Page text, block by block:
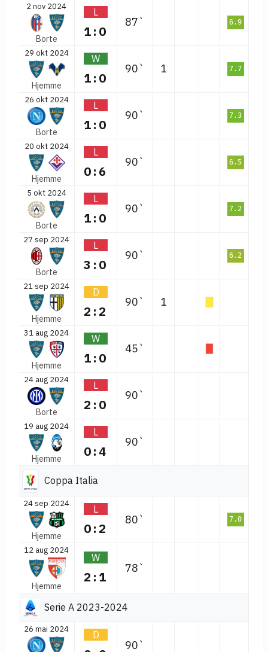
2 nov 2024
Borte
L
1:0
87` 6.9
29 okt 2024
Hjemme
W
1:0
90` 1 7.7
26 okt 2024
Borte
L
1:0
90` 7.3
20 okt 2024
Hjemme
L
0:6
90` 6.5
5 okt 2024
Borte
L
1:0
90` 7.2
27 sep 2024
Borte
L
3:0
90` 6.2
21 sep 2024
Hjemme
D
2:2
90` 1
31 aug 2024
Hjemme
W
1:0
45`
24 aug 2024
Borte
L
2:0
90`
19 aug 2024
Hjemme
L
0:4
90`
Coppa Italia
24 sep 2024
Hjemme
L
0:2
80` 7.0
12 aug 2024
Hjemme
W
2:1
78`
Serie A 2023-2024
26 mai 2024 D
90`